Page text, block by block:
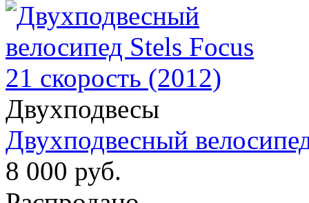
Двухподвесы
Двухподвесный
8 000 руб.